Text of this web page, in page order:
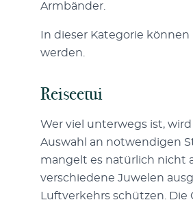
Armbänder.
In dieser Kategorie
werden.
Reiseetui
Wer viel unterwegs ist,
Auswahl an notwendigen
mangelt es natürlich nicht
verschiedene Juwelen
Luftverkehrs schützen. Die